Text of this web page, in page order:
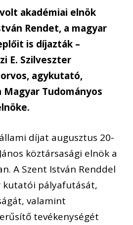
akadémiai elnök
Rendet, a magyar
is díjazták –
E. Szilveszter
agykutató,
Tudományos
díjat augusztus 20-
köztársasági elnök a
A Szent István Renddel
kutatói pályafutását,
valamint
tevékenységét